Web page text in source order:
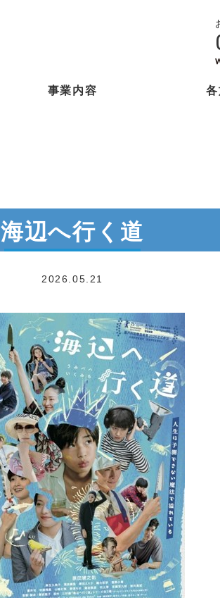
事業内容
海辺へ⾏く道
2026.05.21